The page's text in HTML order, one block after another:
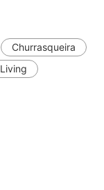
Churrasqueira
Living